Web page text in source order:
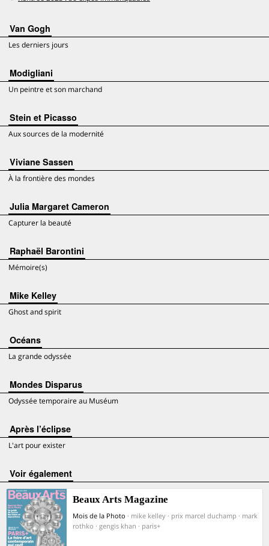
Van Gogh
Les derniers jours
Modigliani
Un peintre et son marchand
Stein et Picasso
Aux sources de la modernité
Viviane Sassen
À la frontière des mondes
Julia Margaret Cameron
Capturer la beauté
Raphaël Barontini
Mémoire(s)
Mike Kelley
Ghost and spirit
Océans
La grande odyssée
Mondes Disparus
Odyssée temporaire au Muséum
Après l’éclipse
L'art pour exister
voir également
Beaux Arts Magazine
Mois de la Photo · mike kelley · prix marcel duchamp · mark
rothko · gengis khan · paris+